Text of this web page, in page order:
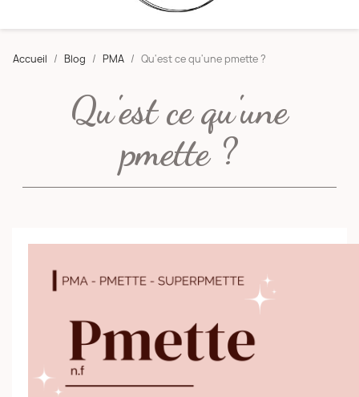
Accueil Blog PMA Qu'est ce qu'une pmette ?
Qu'est ce qu'une
pmette ?